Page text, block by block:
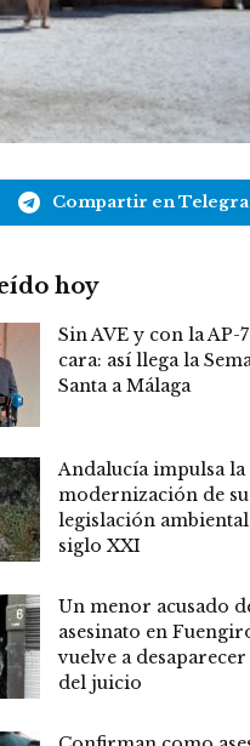
Compartir en
hoy
Sin AVE y con la AP-
cara: así llega la
Santa a Málaga
Andalucía impulsa
modernización de su
legislación
siglo XXI
Un menor acusado
asesinato en
vuelve a desaparecer
del juicio